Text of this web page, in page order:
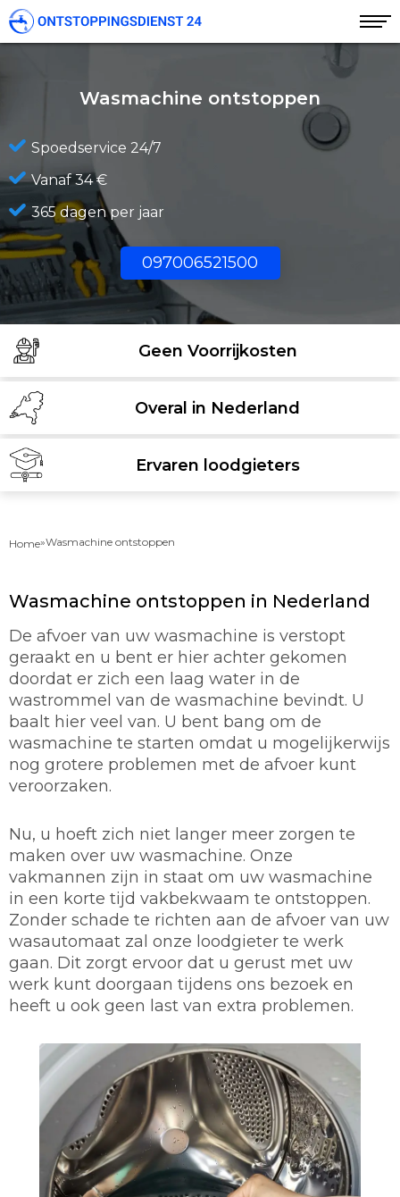
Wasmachine ontstoppen
Spoedservice 24/7
Vanaf 34 €
365 dagen per jaar
097006521500
Geen Voorrijkosten
Overal in Nederland
Ervaren loodgieters
Home»Wasmachine ontstoppen
Wasmachine ontstoppen in Nederland
De afvoer van uw wasmachine is verstopt
geraakt en u bent er hier achter gekomen
doordat er zich een laag water in de
wastrommel van de wasmachine bevindt. U
baalt hier veel van. U bent bang om de
wasmachine te starten omdat u mogelijkerwijs
nog grotere problemen met de afvoer kunt
veroorzaken.
Nu, u hoeft zich niet langer meer zorgen te
maken over uw wasmachine. Onze
vakmannen zijn in staat om uw wasmachine
in een korte tijd vakbekwaam te ontstoppen.
Zonder schade te richten aan de afvoer van uw
wasautomaat zal onze loodgieter te werk
gaan. Dit zorgt ervoor dat u gerust met uw
werk kunt doorgaan tijdens ons bezoek en
heeft u ook geen last van extra problemen.